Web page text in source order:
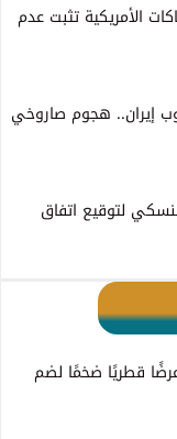
الأمريكية تثبت عدم
إيران.. هجوم صاروخي
لتوقيع اتفاق
قطريًا ضخمًا لضم